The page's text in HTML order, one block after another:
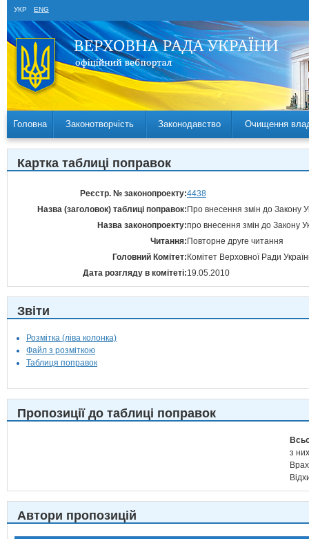
УКР ENG
Головна Законотворчість Законодавство Очищення
Картка таблиці поправок
Реєстр. № законопроекту:4438
Назва (заголовок) таблиці поправок: Про внесення змін до Закону
Назва законопроекту:про внесення змін до Закону
Читання: Повторне друге читання
Головний Комітет: Комітет Верховної Ради
Дата розгляду в комітеті:19.05.2010
Звіти
Розмітка (ліва колонка)
Файл з розміткою
Таблиця поправок
Пропозиції до таблиці поправок
з
Автори пропозицій